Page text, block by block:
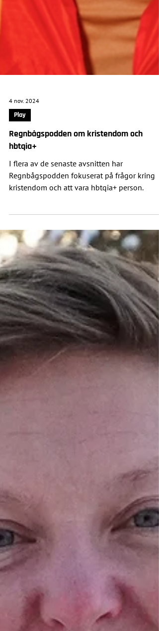
4 nov. 2024
Play
Regnbågspodden om kristendom och
hbtqia+
kristendom och att vara hbtqia+ person.